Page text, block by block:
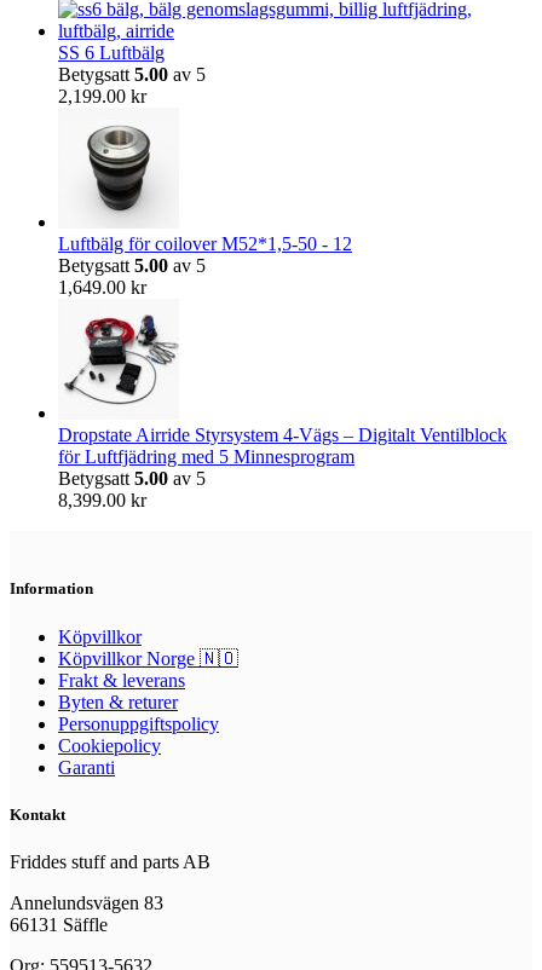
SS 6 Luftbälg
Betygsatt 5.00 av 5
2,199.00 kr
Luftbälg för coilover M52*1,5-50 - 12
Betygsatt 5.00 av 5
1,649.00 kr
Dropstate Airride Styrsystem 4-Vägs – Digitalt Ventilblock
för Luftfjädring med 5 Minnesprogram
Betygsatt 5.00 av 5
8,399.00 kr
Information
Köpvillkor
Köpvillkor Norge 🇳🇴
Frakt & leverans
Byten & returer
Personuppgiftspolicy
Cookiepolicy
Garanti
Kontakt
Friddes stuff and parts AB
Annelundsvägen 83
66131 Säffle
Org: 559513-5632